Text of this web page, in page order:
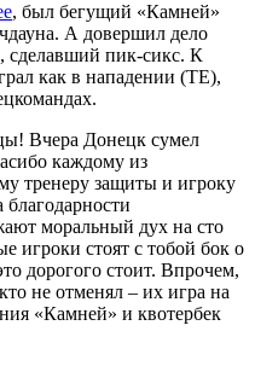
, был бегущий «Камней»
А довершил дело
сделавший пик-сикс. К
как в нападении (TE),
Вчера Донецк сумел
каждому из
тренеру защиты и игроку
моральный дух на сто
игроки стоят с тобой бок о
дорогого стоит. Впрочем,
не отменял – их игра на
«Камней» и квотербек